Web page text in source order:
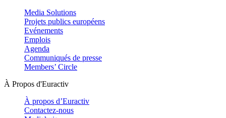
Media Solutions
Projets publics européens
Evénements
Emplois
Agenda
Communiqués de presse
Members’ Circle
À Propos d'Euractiv
À propos d’Euractiv
Contactez-nous